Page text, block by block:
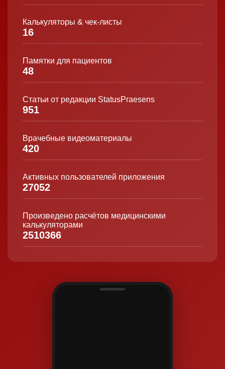
Калькуляторы & чек-листы
16
Памятки для пациентов
48
Статьи от редакции StatusPraesens
951
Врачебные видеоматериалы
420
Активных пользователей приложения
27052
Произведено расчётов медицинскими
калькуляторами
2510366